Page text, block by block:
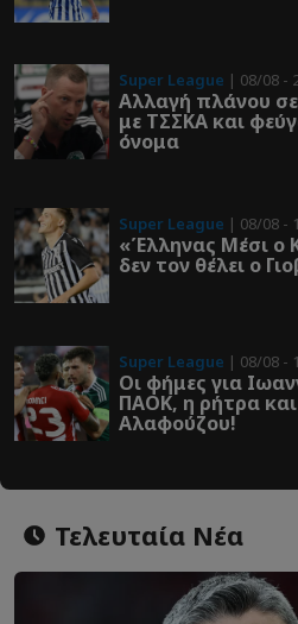
Super League | 08/08 -
Αλλαγή πλάνου
με ΤΣΣΚΑ και
όνομα
Super League | 08/08 -
«Έλληνας Μέσι ο
δεν τον θέλει ο
Super League | 08/08 -
Οι φήμες για
ΠΑΟΚ, η ρήτρα
Αλαφούζου!
Τελευταία Νέα